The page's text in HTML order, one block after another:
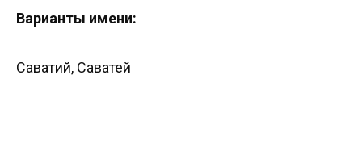
Варианты имени:
Саватий, Саватей